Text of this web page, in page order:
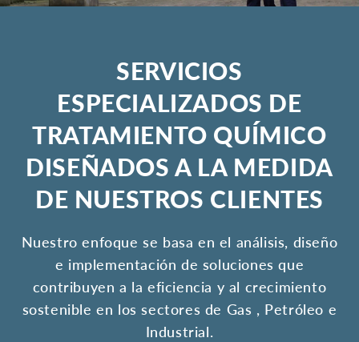
SERVICIOS
ESPECIALIZADOS DE
TRATAMIENTO QUÍMICO
DISEÑADOS A LA MEDIDA
DE NUESTROS CLIENTES
Nuestro enfoque se basa en el análisis, diseño
e implementación de soluciones que
contribuyen a la eficiencia y al crecimiento
sostenible en los sectores de Gas , Petróleo e
Industrial.